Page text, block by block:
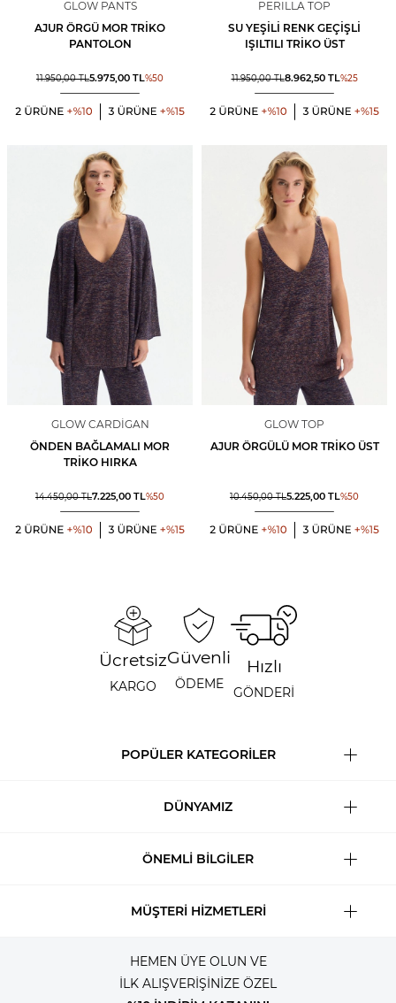
GLOW PANTS
AJUR ÖRGÜ MOR TRIKO
PANTOLON
11.950,00TL5.975,00 TL%50
PERILLA TOP
SU YEŞILI RENK GEÇIŞLI
IŞILTILI TRIKO ÜST
11.950,00TL8.962,50TL%25
GLOW CARDIGAN
ÖNDEN BAĞLAMALI MOR
TRIKO HIRKA
14.450,00TL7.225,00 TL%50
GLOW TOP
AJUR ÖRGÜLÜ MOR TRIKO ÜST
10.450,00TL5.225,00 TL%50
Ücretsiz
KARGO
Güvenli
ÖDEME
Hızlı
GÖNDERİ
POPÜLER KATEGORİLER
DÜNYAMIZ
ÖNEMLİ BİLGİLER
MÜŞTERİ HİZMETLERİ
HEMEN ÜYE OLUN VE
İLK ALIŞVERİŞİNİZE ÖZEL